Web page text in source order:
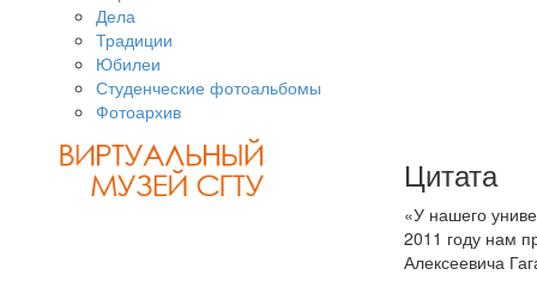
Дела
Традиции
Юбилеи
Студенческие фотоальбомы
Фотоархив
Цитата
«У нашего
2011 году нам
Алексеевича